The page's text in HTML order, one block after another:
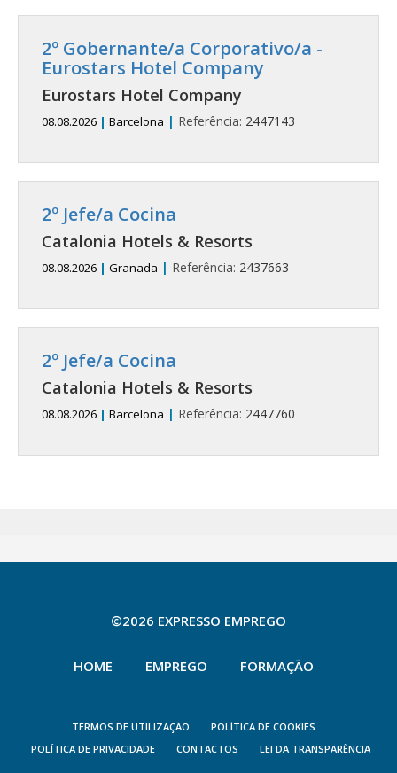
2º Gobernante/a Corporativo/a -
Eurostars Hotel Company
Eurostars Hotel Company
08.08.2026 | Barcelona | Referência: 2447143
2º Jefe/a Cocina
Catalonia Hotels & Resorts
08.08.2026 | Granada | Referência: 2437663
2º Jefe/a Cocina
Catalonia Hotels & Resorts
08.08.2026 | Barcelona | Referência: 2447760
©2026 EXPRESSO EMPREGO
HOME EMPREGO FORMAÇÃO
TERMOS DE UTILIZAÇÃO
POLÍTICA DE COOKIES
POLÍTICA DE PRIVACIDADE
CONTACTOS LEI DA TRANSPARÊNCIA